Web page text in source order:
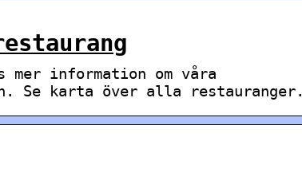
mer information om våra
Se karta över alla restauranger.